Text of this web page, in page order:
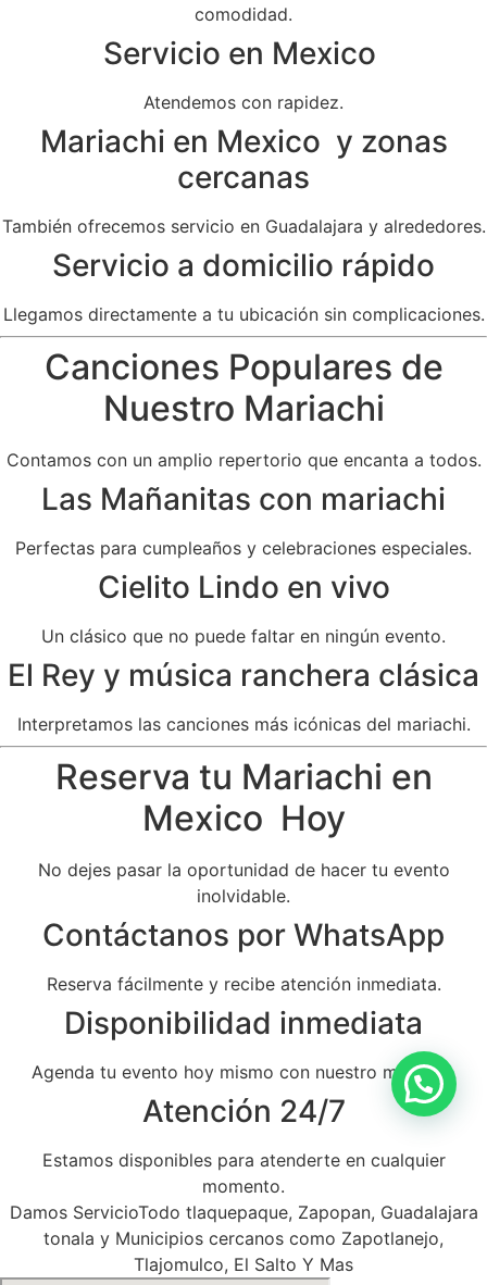
comodidad.
Servicio en Mexico
Atendemos con rapidez.
Mariachi en Mexico y zonas
cercanas
También ofrecemos servicio en Guadalajara y alrededores.
Servicio a domicilio rápido
Llegamos directamente a tu ubicación sin complicaciones.
Canciones Populares de
Nuestro Mariachi
Contamos con un amplio repertorio que encanta a todos.
Las Mañanitas con mariachi
Perfectas para cumpleaños y celebraciones especiales.
Cielito Lindo en vivo
Un clásico que no puede faltar en ningún evento.
El Rey y música ranchera clásica
Interpretamos las canciones más icónicas del mariachi.
Reserva tu Mariachi en
Mexico Hoy
No dejes pasar la oportunidad de hacer tu evento
inolvidable.
Contáctanos por WhatsApp
Reserva fácilmente y recibe atención inmediata.
Disponibilidad inmediata
Agenda tu evento hoy mismo con nuestro mariachi.
Atención 24/7
Estamos disponibles para atenderte en cualquier
momento.
Damos ServicioTodo tlaquepaque, Zapopan, Guadalajara
tonala y Municipios cercanos como Zapotlanejo,
Tlajomulco, El Salto Y Mas